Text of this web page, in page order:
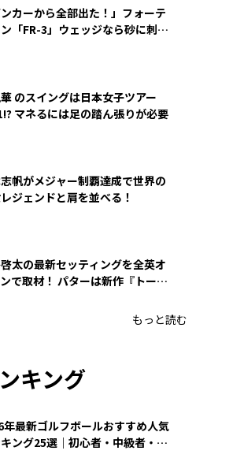
ンカーから全部出た！」フォーテ
「FR-3」ウェッジなら砂に刺さ
のスイングは日本女子ツアー
No.1!? マネるには足の踏ん張りが必要
帆がメジャー制覇達成で世界の
ジェンドと肩を並べる！
太の最新セッティングを全英オ
で取材！ パターは新作『トーチ
もっと読む
キング
年最新ゴルフボールおすすめ人気
ング25選｜初心者・中級者・上